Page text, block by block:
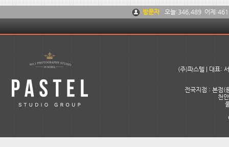
방문자 오늘:346,489 어제:
(주)파스텔 | 대표:
전국지점 : 본점(
천